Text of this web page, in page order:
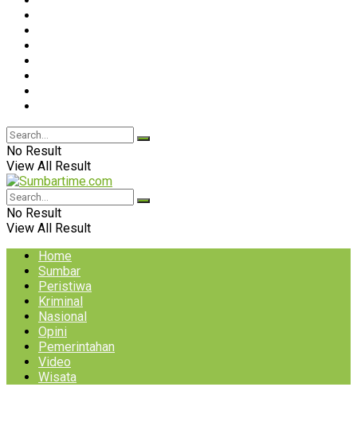
No Result
View All Result
No Result
View All Result
Home
Sumbar
Peristiwa
Kriminal
Nasional
Opini
Pemerintahan
Video
Wisata